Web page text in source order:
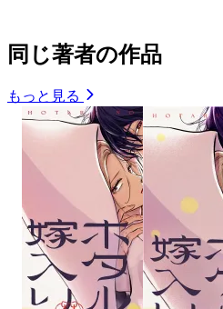
同じ著者の作品
もっと見る